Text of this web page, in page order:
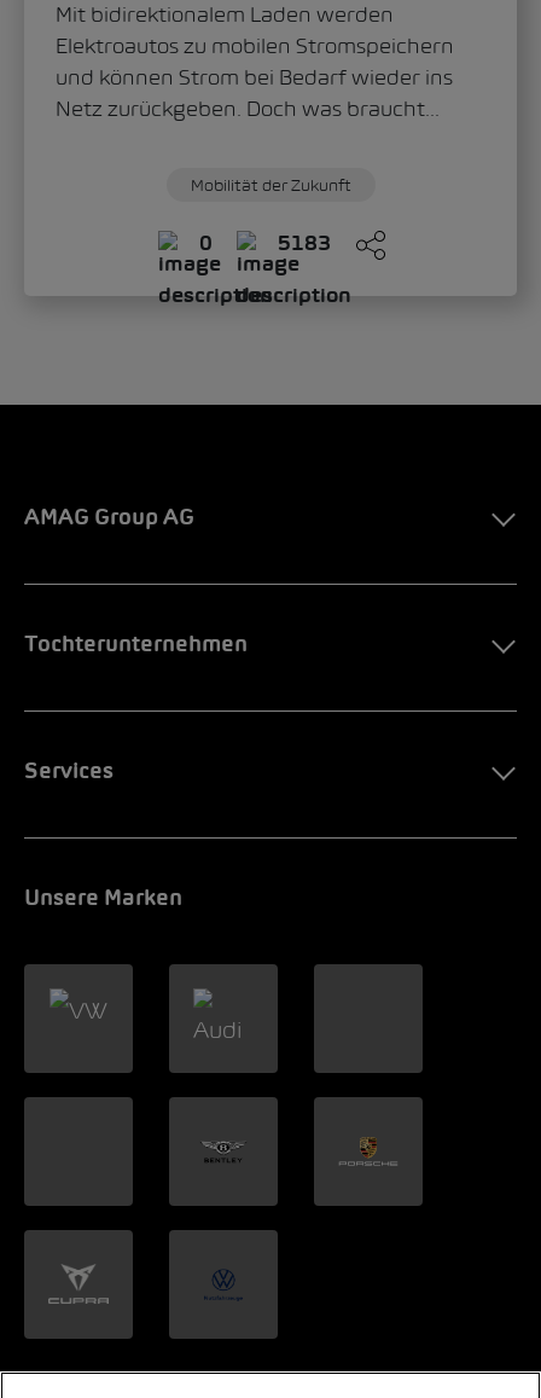
Mit bidirektionalem Laden werden
Elektroautos zu mobilen Stromspeichern
und können Strom bei Bedarf wieder ins
Netz zurückgeben. Doch was braucht...
Mobilität der Zukunft
0 5183
AMAG Group AG
Tochterunternehmen
Services
Unsere Marken